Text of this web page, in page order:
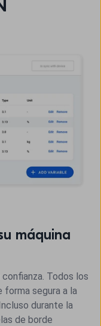
máquina
Todos los
forma segura a la
durante la
de borde